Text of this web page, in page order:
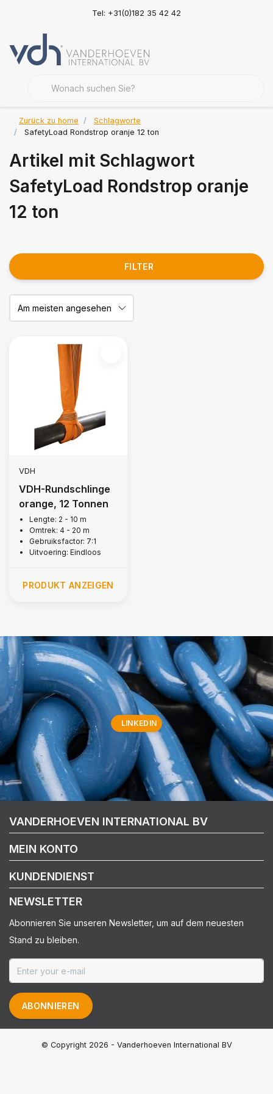
Tel: +31(0)182 35 42 42
Zurück zu home
Schlagworte
SafetyLoad Rondstrop oranje 12 ton
Artikel mit Schlagwort
SafetyLoad Rondstrop oranje
12 ton
FILTER
VDH
VDH-Rundschlinge
orange, 12 Tonnen
Lengte: 2 - 10 m
Omtrek: 4 - 20 m
Gebruiksfactor: 7:1
Uitvoering: Eindloos
PRODUKT ANZEIGEN
LINKEDIN
VANDERHOEVEN INTERNATIONAL BV
MEIN KONTO
KUNDENDIENST
NEWSLETTER
Abonnieren Sie unseren Newsletter, um auf dem neuesten
Stand zu bleiben.
ABONNIEREN
© Copyright 2026 - Vanderhoeven International BV